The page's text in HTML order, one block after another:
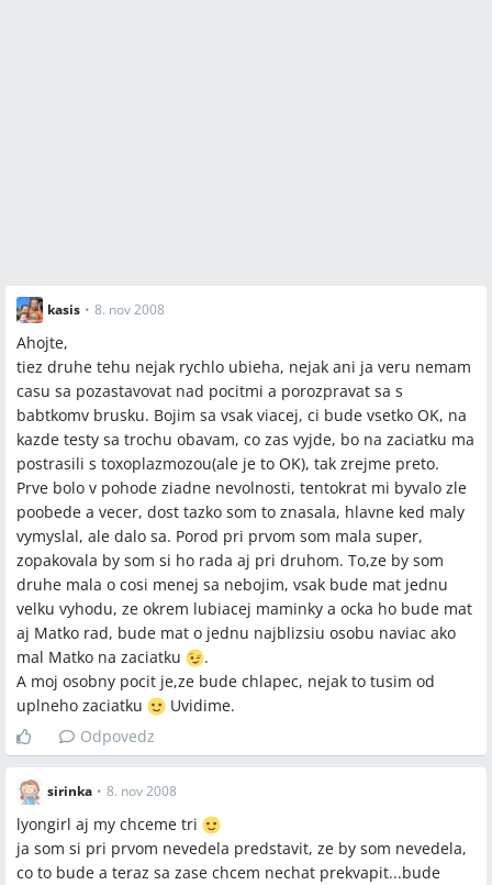
kasis • 8. nov 2008
Ahojte,
tiez druhe tehu nejak rychlo ubieha, nejak ani ja veru nemam
casu sa pozastavovat nad pocitmi a porozpravat sa s
babtkomv brusku. Bojim sa vsak viacej, ci bude vsetko OK, na
kazde testy sa trochu obavam, co zas vyjde, bo na zaciatku ma
postrasili s toxoplazmozou(ale je to OK), tak zrejme preto.
Prve bolo v pohode ziadne nevolnosti, tentokrat mi byvalo zle
poobede a vecer, dost tazko som to znasala, hlavne ked maly
vymyslal, ale dalo sa. Porod pri prvom som mala super,
zopakovala by som si ho rada aj pri druhom. To,ze by som
druhe mala o cosi menej sa nebojim, vsak bude mat jednu
velku vyhodu, ze okrem lubiacej maminky a ocka ho bude mat
aj Matko rad, bude mat o jednu najblizsiu osobu naviac ako
mal Matko na zaciatku
.
A moj osobny pocit je,ze bude chlapec, nejak to tusim od
uplneho zaciatku
Uvidime.
Odpovedz
sirinka • 8. nov 2008
lyongirl aj my chceme tri
ja som si pri prvom nevedela predstavit, ze by som nevedela,
co to bude a teraz sa zase chcem nechat prekvapit...bude